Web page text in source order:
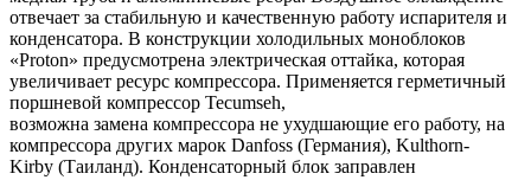
отвечает за стабильную и качественную работу испарителя и
конденсатора. В конструкции холодильных моноблоков
«Proton» предусмотрена электрическая оттайка, которая
увеличивает ресурс компрессора. Применяется герметичный
поршневой компрессор Tecumseh,
возможна замена компрессора не ухудшающие его работу, на
компрессора других марок Danfoss (Германия), Kulthorn-
Kirby (Таиланд). Конденсаторный блок заправлен